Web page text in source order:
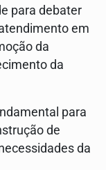
para debater
em
da
da
para
de
da